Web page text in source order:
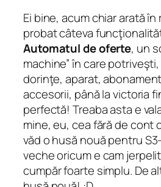
Ei bine, acum chiar arată în
probat câteva
Automatul de oferte, un
machine” în care
dorinţe, aparat,
accesorii, până la victoria
perfectă! Treaba asta e
mine, eu, cea fără de cont
văd o husă nouă pentru
veche oricum e cam
cumpăr foarte simplu. De